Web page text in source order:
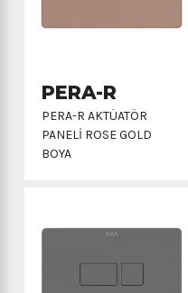
PERA-R
PERA-R AKTÜATÖR
PANELİ ROSE GOLD
BOYA